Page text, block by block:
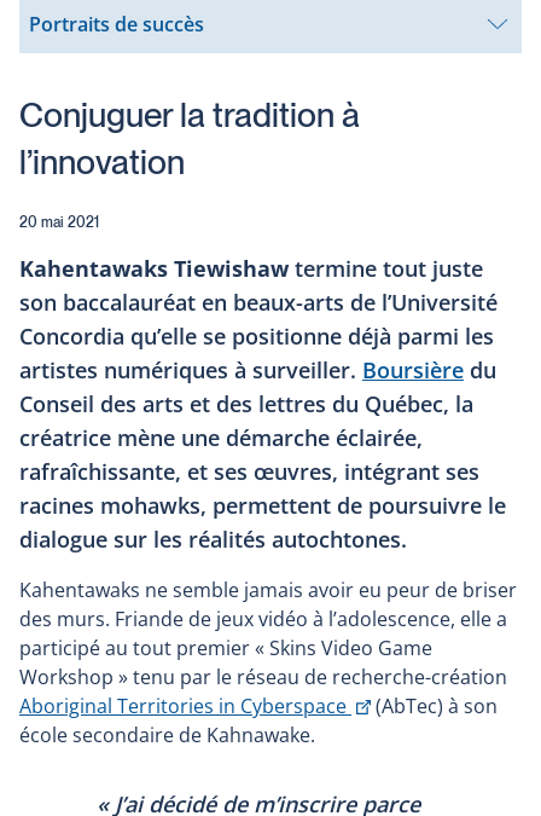
Portraits de succès
Ouvrir
le
Conjuguer la tradition à
l’innovation
20 mai 2021
Kahentawaks Tiewishaw termine tout juste
son baccalauréat en beaux-arts de l’Université
Concordia qu’elle se positionne déjà parmi les
artistes numériques à surveiller. Boursière du
Conseil des arts et des lettres du Québec, la
créatrice mène une démarche éclairée,
rafraîchissante, et ses œuvres, intégrant ses
racines mohawks, permettent de poursuivre le
dialogue sur les réalités autochtones.
Kahentawaks ne semble jamais avoir eu peur de briser
des murs. Friande de jeux vidéo à l’adolescence, elle a
participé au tout premier « Skins Video Game
Workshop » tenu par le réseau de recherche-création
Aboriginal Territories in Cyberspace
Ce
(AbTec) à son
école secondaire de Kahnawake.
« J’ai décidé de m’inscrire parce